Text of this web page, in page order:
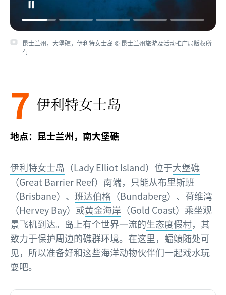
昆士兰州，大堡礁，伊利特女士岛 © 昆士兰州旅游及活动推广局版权所
有
7 伊利特女士岛
地点：昆士兰州，南大堡礁
伊利特女士岛 （Lady Elliot Island）位于大堡礁
（Great Barrier Reef）南端，只能从布里斯班
（Brisbane）、 班达伯格 （Bundaberg）、荷维湾
（Hervey Bay）或黄金海岸 （Gold Coast）乘坐观
景飞机到达。岛上有个世界一流的生态度假村，其
致力于保护周边的礁群环境。在这里，蝠鲼随处可
见，所以准备好和这些海洋动物伙伴们一起戏水玩
耍吧。